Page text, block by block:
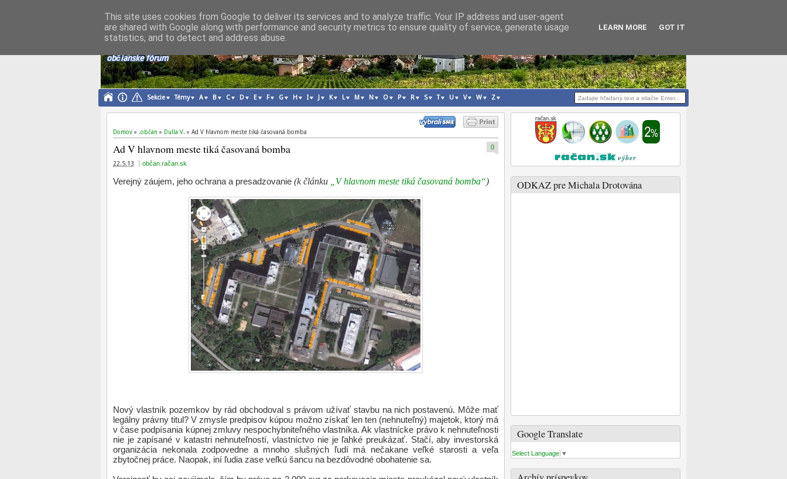
občan.račan.sk
občianske fórum
Sekcie Témy A B C D E F G H I J K L M N O P R S T U V W Z
Domov » .občan » Dulla V. » Ad V hlavnom meste tiká časovaná bomba
Ad V hlavnom meste tiká časovaná bomba
22.5.13 občan.račan.sk
0
Verejný záujem, jeho ochrana a presadzovanie (k článku „V hlavnom meste tiká časovaná bomba“)
Nový vlastník pozemkov by rád obchodoval s právom užívať stavbu na nich postavenú. Môže mať
legálny právny titul? V zmysle predpisov kúpou možno získať len ten (nehnuteľný) majetok, ktorý má
v čase podpísania kúpnej zmluvy nespochybniteľného vlastníka. Ak vlastnícke právo k nehnuteľnosti
nie je zapísané v katastri nehnuteľností, vlastníctvo nie je ľahké preukázať. Stačí, aby investorská
organizácia nekonala zodpovedne a mnoho slušných ľudí má nečakane veľké starosti a veľa
zbytočnej práce. Naopak, iní ľudia zase veľkú šancu na bezdôvodné obohatenie sa.
ODKAZ pre Michala Drotována
Google Translate
Select Language ▼
This site uses cookies from Google to deliver its services and to analyze traffic. Your IP address and user-agent
are shared with Google along with performance and security metrics to ensure quality of service, generate usage
statistics, and to detect and address abuse.
LEARN MORE GOT IT